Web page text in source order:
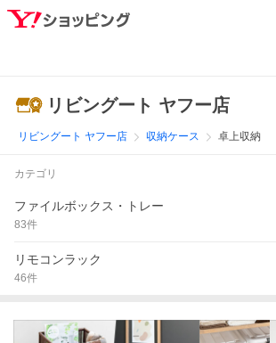
リビングート ヤフー店
リビングート ヤフー店 収納ケース 卓上収納
カテゴリ
ファイルボックス・トレー
83件
リモコンラック
46件